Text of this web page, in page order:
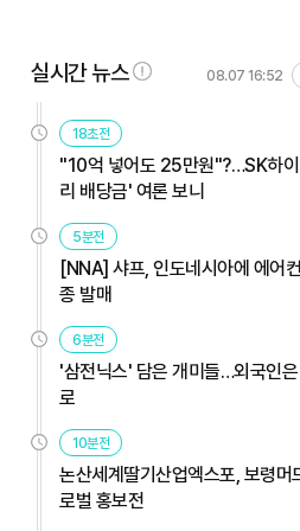
실시간 뉴스 08.07 16:52
18초전
"10억 넣어도 25만원"?…SK하
리 배당금' 여론 보니
5분전
[NNA] 샤프, 인도네시아에 에어
종 발매
6분전
'삼전닉스' 담은 개미들…외국인은
로
10분전
논산세계딸기산업엑스포, 보령머
로벌 홍보전